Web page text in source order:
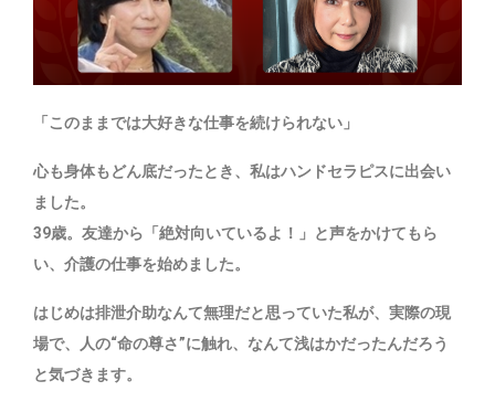
「このままでは大好きな仕事を続けられない」
心も身体もどん底だったとき、私はハンドセラピスに出会い
ました。
39歳。友達から「絶対向いているよ！」と声をかけてもら
い、介護の仕事を始めました。
はじめは排泄介助なんて無理だと思っていた私が、実際の現
場で、人の“命の尊さ”に触れ、なんて浅はかだったんだろう
と気づきます。